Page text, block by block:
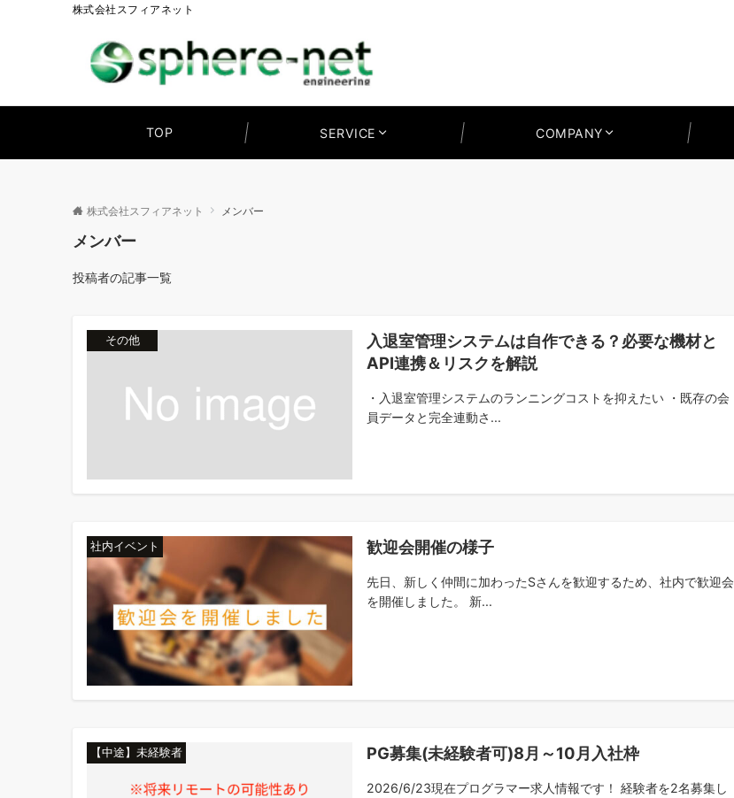
株式会社スフィアネット
TOP SERVICE COMPANY
株式会社スフィアネット メンバー
メンバー
投稿者の記事一覧
その他
入退室管理システムは自作できる？必要な機材と
API連携＆リスクを解説
・入退室管理システムのランニングコストを抑えたい ・既存の会
員データと完全連動さ...
社内イベント 歓迎会開催の様子
先日、新しく仲間に加わったSさんを歓迎するため、社内で歓迎会
を開催しました。 新...
【中途】未経験者 PG募集(未経験者可)8月～10月入社枠
2026/6/23現在プログラマー求人情報です！ 経験者を2名募集し